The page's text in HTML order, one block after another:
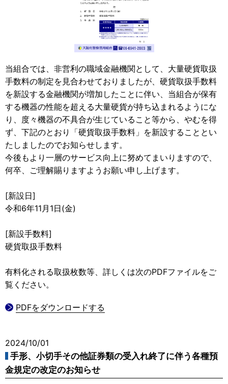
当組合では、非営利の職域金融機関として、大量硬貨取扱
手数料の制定を見合わせておりましたが、硬貨取扱手数料
を新設する金融機関が増加したことに伴い、当組合が保有
する機器の性能を超える大量硬貨が持ち込まれるようにな
り、度々機器の不具合が生じていること等から、やむを得
ず、下記のとおり「硬貨取扱手数料」を新設することとい
たしましたのでお知らせします。
今後もより一層のサービス向上に努めてまいりますので、
何卒、ご理解賜りますようお願い申し上げます。
[新設日]
令和6年11月1日(金)
[新設手数料]
硬貨取扱手数料
有料化される取扱枚数等、詳しくは次のPDFファイルをご
覧ください。
PDFをダウンロードする
2024/10/01
手形、小切手その他証券類の受入れ終了に伴う各種預
金規定の改定のお知らせ